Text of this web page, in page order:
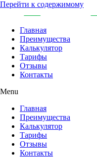
Перейти к содержимому
Главная
Преимущества
Калькулятор
Тарифы
Отзывы
Контакты
Menu
Главная
Преимущества
Калькулятор
Тарифы
Отзывы
Контакты